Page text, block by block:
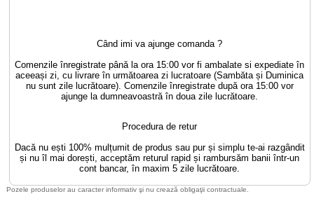
Când imi va ajunge comanda ?
Comenzile înregistrate până la ora 15:00 vor fi ambalate si expediate în
aceeași zi, cu livrare în următoarea zi lucratoare (Sambăta și Duminica
nu sunt zile lucrătoare). Comenzile înregistrate după ora 15:00 vor
ajunge la dumneavoastră în doua zile lucrătoare.
Procedura de retur
Dacă nu ești 100% mulțumit de produs sau pur și simplu te-ai razgândit
și nu îl mai dorești, acceptăm returul rapid și rambursăm banii într-un
cont bancar, în maxim 5 zile lucrătoare.
Pozele produselor au caracter informativ şi nu crează obligaţii contractuale.